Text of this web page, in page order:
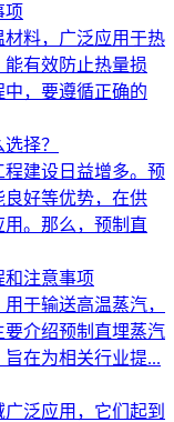
项
料，广泛应用于热
有效防止热量损
，要遵循正确的
择？
建设日益增多。预
好等优势，在供
。那么，预制直
注意事项
于输送高温蒸汽，
要介绍预制直埋蒸汽
在为相关行业提...
泛应用，它们起到